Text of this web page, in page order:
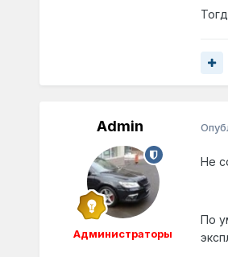
Admin
Администраторы
Не
По